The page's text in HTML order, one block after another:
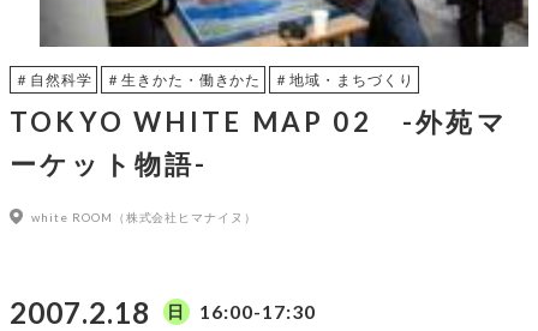
＃自然科学 ＃生きかた・働きかた ＃地域・まちづくり
TOKYO WHITE MAP 02 -外苑マ
ーケット物語-
white ROOM（株式会社ヒマナイヌ）
2007.2.18 日 16:00-17:30